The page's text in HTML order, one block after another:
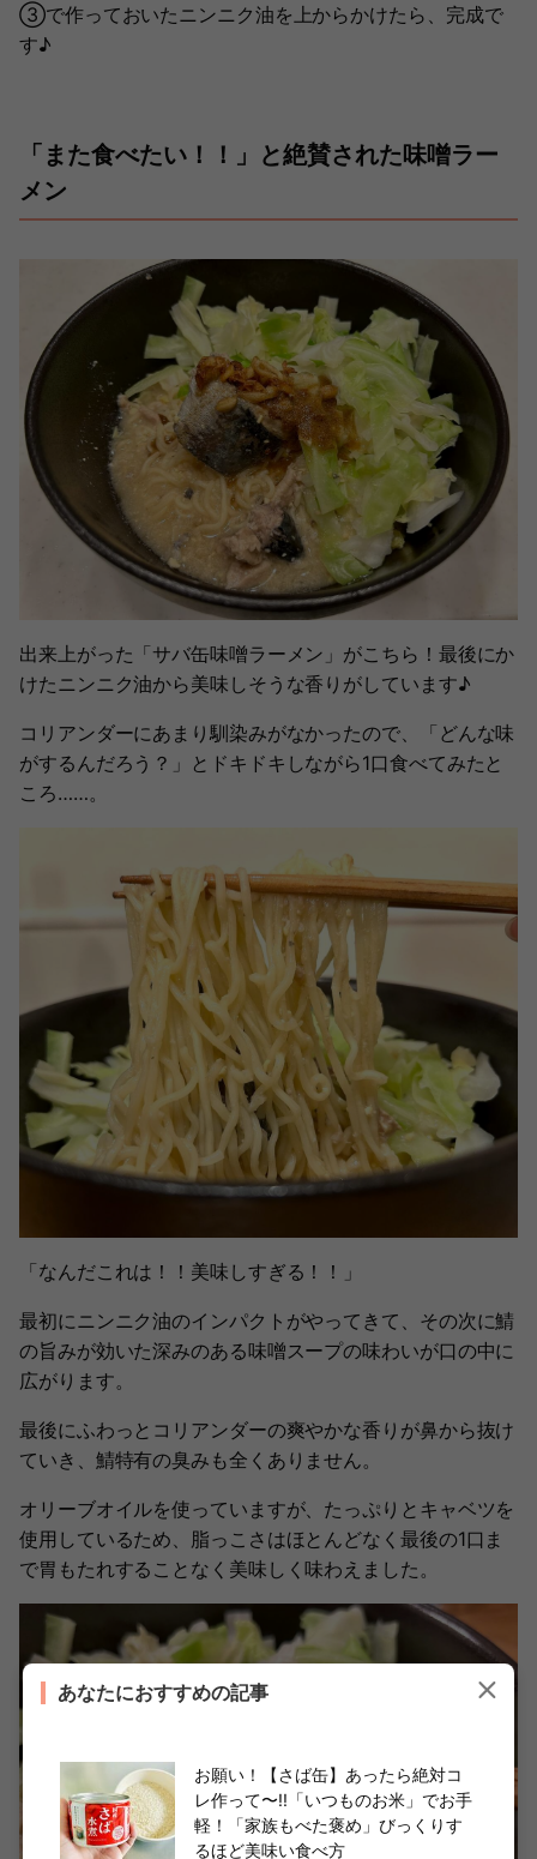
③で作っておいたニンニク油を上からかけたら、完成で
す♪
「また食べたい！！」と絶賛された味噌ラー
メン
出来上がった「サバ缶味噌ラーメン」がこちら！最後にか
けたニンニク油から美味しそうな香りがしています♪
コリアンダーにあまり馴染みがなかったので、「どんな味
がするんだろう？」とドキドキしながら1口食べてみたと
ころ……。
「なんだこれは！！美味しすぎる！！」
最初にニンニク油のインパクトがやってきて、その次に鯖
の旨みが効いた深みのある味噌スープの味わいが口の中に
広がります。
最後にふわっとコリアンダーの爽やかな香りが鼻から抜け
ていき、鯖特有の臭みも全くありません。
オリーブオイルを使っていますが、たっぷりとキャベツを
使用しているため、脂っこさはほとんどなく最後の1口ま
で胃もたれすることなく美味しく味わえました。
あなたにおすすめの記事
お願い！【さば缶】あったら絶対コ
レ作って〜!!「いつものお米」でお手
軽！「家族もべた褒め」びっくりす
るほど美味い食べ方